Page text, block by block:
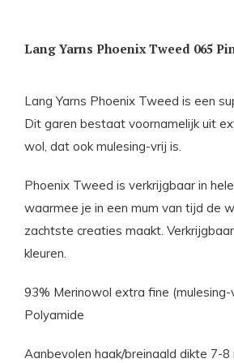
Lang Yarns Phoenix Tweed 065
Lang Yarns Phoenix Tweed is een
Dit garen bestaat voornamelijk uit
wol, dat ook mulesing-vrij is.
Phoenix Tweed is verkrijgbaar in
waarmee je in een mum van tijd de
zachtste creaties maakt.
kleuren.
93% Merinowol extra fine (mulesing-
Polyamide
Aanbevolen haak/breinaald dikte 7-8